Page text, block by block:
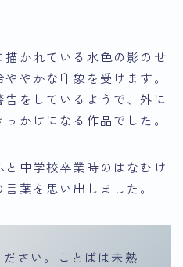
かれている水色の影のせ
やかな印象を受けます。
をしているようで、外に
かけになる作品でした。
中学校卒業時のはなむけ
葉を思い出しました。
さい。ことばは未熟